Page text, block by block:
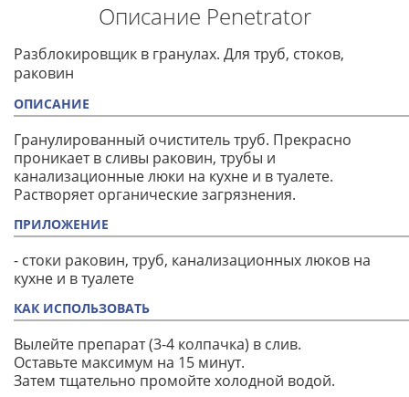
Описание Penetrator
Разблокировщик в гранулах. Для труб, стоков,
раковин
ОПИСАНИЕ
Гранулированный очиститель труб. Прекрасно
проникает в сливы раковин, трубы и
канализационные люки на кухне и в туалете.
Растворяет органические загрязнения.
ПРИЛОЖЕНИЕ
- стоки раковин, труб, канализационных люков на
кухне и в туалете
КАК ИСПОЛЬЗОВАТЬ
Вылейте препарат (3-4 колпачка) в слив.
Оставьте максимум на 15 минут.
Затем тщательно промойте холодной водой.